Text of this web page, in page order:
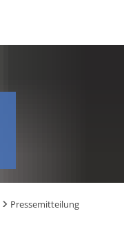
Pressemitteilung